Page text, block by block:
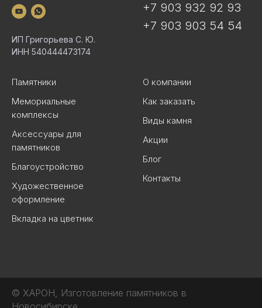
ИП Григорьева С. Ю.
ИНН 540444473174
+7 903 932 92 93
+7 903 903 54 54
Памятники
Мемориальные
комплексы
Аксессуары для
памятников
Благоустройство
Художественное
оформление
Вкладка на цветник
О компании
Как заказать
Виды камня
Акции
Блог
Контакты
© ХАРОН, Изготовление памятников в